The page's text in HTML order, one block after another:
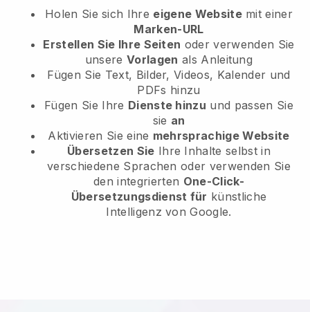
Holen Sie sich Ihre eigene Websitemit einer
Marken-URL
Erstellen Sie Ihre Seiten oder verwenden Sie
unsereVorlagen als Anleitung
Fügen Sie Text, Bilder, Videos, Kalender und
PDFs hinzu
Fügen Sie Ihre Dienste hinzu und passen Sie
sie an
Aktivieren Sie eine mehrsprachige Website
Übersetzen Sie Ihre Inhalte selbst in
verschiedene Sprachen oder verwenden Sie
den integrierten One-Click-
Übersetzungsdienst für künstliche
Intelligenz von Google.